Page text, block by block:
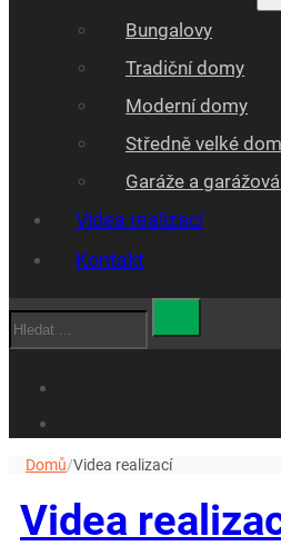
Bungalovy
Tradiční domy
Moderní domy
Středně velké
Garáže a
Videa realizací
Kontakt
Hledat
Domů/Videa realizací
Videa